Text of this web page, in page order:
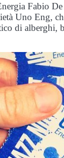
Fabio
Uno Eng,
di alberghi,